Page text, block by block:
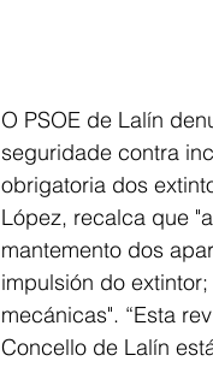
O PSOE de Lalín
seguridade contra
obrigatoria dos
López, recalca que
mantemento dos
impulsión do
mecánicas". “Esta
Concello de Lalín